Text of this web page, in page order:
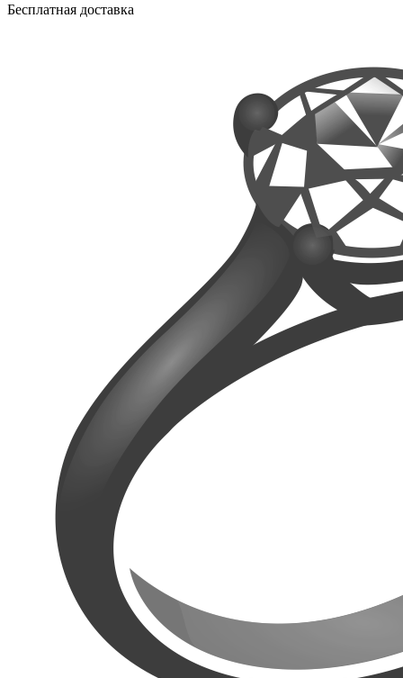
Бесплатная доставка